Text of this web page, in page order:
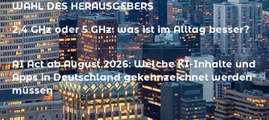
WAHL DES HERAUSGEBERS
2,4 GHz oder 5 GHz: was ist im Alltag besser?
AI Act ab August 2026: Welche KI-Inhalte und
Apps in Deutschland gekennzeichnet werden
müssen